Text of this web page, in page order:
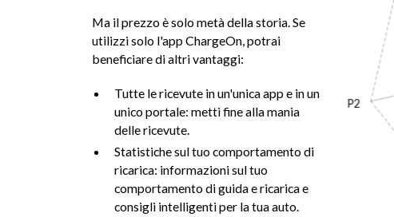
Ma il prezzo è solo metà della storia. Se
utilizzi solo l'app ChargeOn, potrai
beneficiare di altri vantaggi:
Tutte le ricevute in un'unica app e in un
unico portale: metti fine alla mania
delle ricevute.
Statistiche sul tuo comportamento di
ricarica: informazioni sul tuo
comportamento di guida e ricarica e
consigli intelligenti per la tua auto.